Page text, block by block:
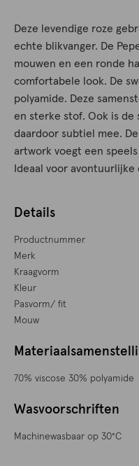
Deze levendige roze
echte blikvanger. De
mouwen en een ronde
comfortabele look. De
polyamide. Deze
en sterke stof. Ook is
daardoor subtiel mee.
artwork voegt een
Ideaal voor
Details
Productnummer
Merk
Kraagvorm
Kleur
Pasvorm/ fit
Mouw
70% viscose 30% polyamide
Wasvoorschriften
Machinewasbaar op 30°C